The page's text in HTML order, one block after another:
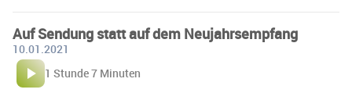
Auf Sendung statt auf dem Neujahrsempfang
10.01.2021
1 Stunde 7 Minuten